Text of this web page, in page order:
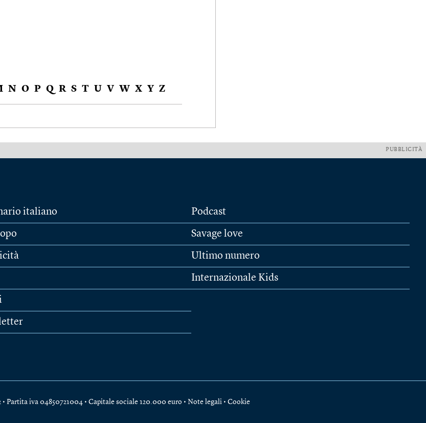
N O P Q R S T U V W X Y Z
PUBBLICITÀ
italiano Podcast
Savage love
Ultimo numero
Internazionale Kids
iva 04850721004 • Capitale sociale 120.000 euro • Note legali • Cookie